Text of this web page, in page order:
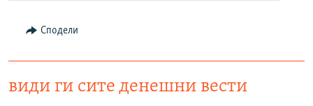
Сподели
види ги сите денешни вести